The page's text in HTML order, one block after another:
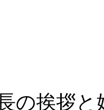
の挨拶